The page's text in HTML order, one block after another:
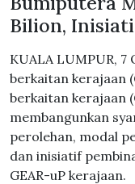
Bilion,
KUALA LUMPUR,
berkaitan kerajaan
berkaitan kerajaan
membangunkan
perolehan, modal
dan inisiatif
GEAR-uP kerajaan.